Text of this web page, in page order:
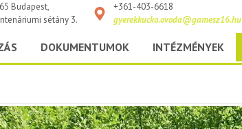
Budapest,
sétány 3.
+361-403-6618
gyerekkucko.ovoda@gamesz16.hu
DOKUMENTUMOK INTÉZMÉNYEK